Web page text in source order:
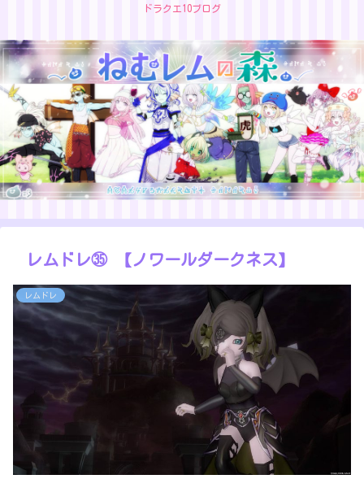
ドラクエ10ブログ
レムドレ㉟ 【ノワールダークネス】
レムドレ